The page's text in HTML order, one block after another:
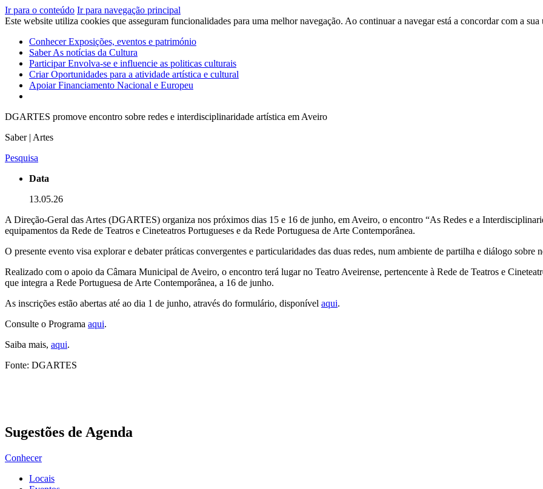
Ir para o conteúdo Ir para navegação principal
Este website utiliza cookies que asseguram funcionalidades para uma melhor navegação. Ao continuar a navegar está a concordar com a sua
ConhecerExposições, eventos e património
SaberAs notícias da Cultura
ParticiparEnvolva-se e influencie as politicas culturais
CriarOportunidades para a atividade artística e cultural
ApoiarFinanciamento Nacional e Europeu
DGARTES promove encontro sobre redes e interdisciplinaridade artística em Aveiro
Saber | Artes
Pesquisa
Data
13.05.26
A Direção-Geral das Artes (DGARTES) organiza nos próximos dias 15 e 16 de junho, em Aveiro, o encontro “As Redes e a
equipamentos da Rede de Teatros e Cineteatros Portugueses e da Rede Portuguesa de Arte Contemporânea.
O presente evento visa explorar e debater práticas convergentes e particularidades das duas redes, num ambiente de partilha e diálogo sobre
Realizado com o apoio da Câmara Municipal de Aveiro, o encontro terá lugar no Teatro Aveirense, pertencente à Rede de Teatros e
que integra a Rede Portuguesa de Arte Contemporânea, a 16 de junho.
As inscrições estão abertas até ao dia 1 de junho, através do formulário, disponível aqui.
Consulte o Programa aqui.
Saiba mais, aqui.
Fonte: DGARTES
Sugestões de Agenda
Conhecer
Locais